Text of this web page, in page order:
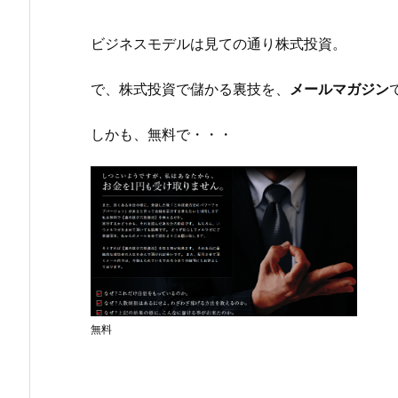
ビジネスモデルは見ての通り株式投資。
で、株式投資で儲かる裏技を、 メールマガジン
しかも、無料で・・・
無料